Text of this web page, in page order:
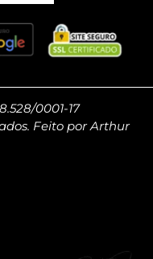
0001-17
Feito por Arthur